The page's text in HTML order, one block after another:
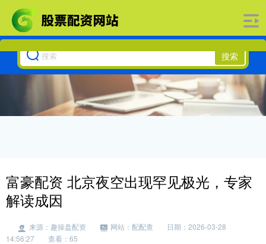
搜索
富豪配资 北京夜空出现罕见极光，专家
解读成因
来源：趣操盘配资 网站：配配查
日期：2026-03-28
14:56:27
查看：65